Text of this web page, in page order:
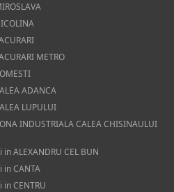
METRO
ADANCA
LUPULUI
INDUSTRIALA CALEA CHISINAULUI
ALEXANDRU CEL BUN
CANTA
CENTRU